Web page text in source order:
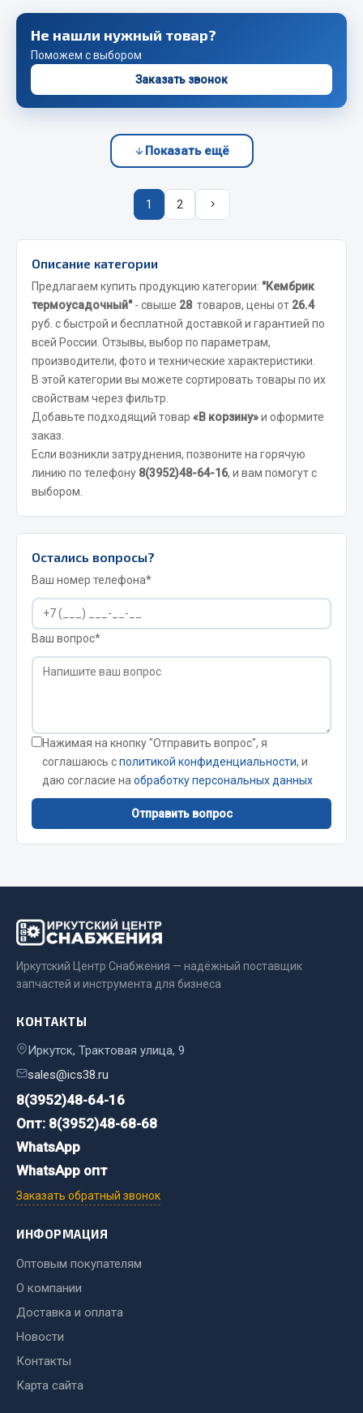
Запчасти FAW
Подвеска
Система охлаждения
Тормозная система
Электрооборудование
Показать ещё
Фильтры
Mann-filter
Vic
Автоторг
Дифа
Цитрон
Фильтры DONALDSON
Показать ещё
Весь раздел
Всё для сварки
Газосварка
Маски, краги сварщика
Сварочное оборудование
Весь раздел
Стропы
Стяжки
Тросы
Весь раздел
3 ton
Agat auto
Alteco
Aвтосил
Chevron
Cosmo
Не нашли нужный товар?
Поможем с выбором
Заказать звонок
Показать ещё
1 2
Описание категории
Предлагаем купить продукцию категории: "Кембрик
термоусадочный"- свыше 28 товаров, цены от 26.4
руб. с быстрой и бесплатной доставкой и гарантией по
всей России. Отзывы, выбор по параметрам,
производители, фото и технические характеристики.
В этой категории вы можете сортировать товары по их
свойствам через фильтр.
Добавьте подходящий товар «В корзину»и оформите
заказ.
Если возникли затруднения, позвоните на горячую
линию по телефону 8(3952)48-64-16, и вам помогут с
выбором.
Остались вопросы?
Ваш номер телефона*
Ваш вопрос*
Нажимая на кнопку "Отправить вопрос", я
соглашаюсь сполитикой конфиденциальности, и
даю согласие на обработку персональных данных
Отправить вопрос
Иркутский Центр Снабжения — надёжный поставщик
запчастей и инструмента для бизнеса
КОНТАКТЫ
Иркутск, Трактовая улица, 9
sales@ics38.ru
8(3952)48-64-16
Опт: 8(3952)48-68-68
WhatsApp
WhatsApp опт
Заказать обратный звонок
ИНФОРМАЦИЯ
Оптовым покупателям
О компании
Доставка и оплата
Новости
Контакты
Карта сайта